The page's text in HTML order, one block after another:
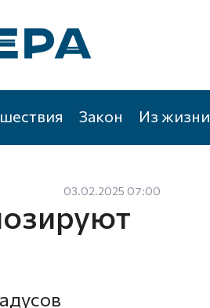
Закон Из жизни
03.02.2025 07:00